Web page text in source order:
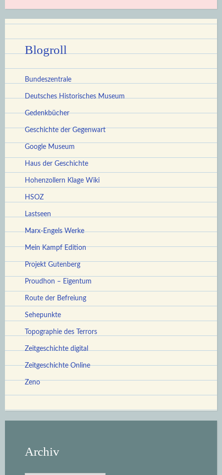
Blogroll
Bundeszentrale
Deutsches Historisches Museum
Gedenkbücher
Geschichte der Gegenwart
Google Museum
Haus der Geschichte
Hohenzollern Klage Wiki
HSOZ
Lastseen
Marx-Engels Werke
Mein Kampf Edition
Projekt Gutenberg
Proudhon – Eigentum
Route der Befreiung
Sehepunkte
Topographie des Terrors
Zeitgeschichte digital
Zeitgeschichte Online
Zeno
Archiv